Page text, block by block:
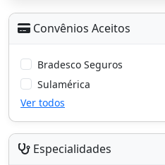
Convênios Aceitos
Bradesco Seguros
Sulamérica
Ver todos
Especialidades